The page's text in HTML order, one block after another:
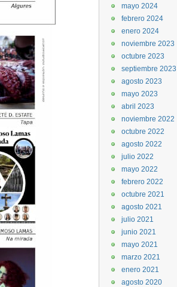
mayo 2024
febrero 2024
enero 2024
noviembre 2023
octubre 2023
septiembre 2023
agosto 2023
mayo 2023
abril 2023
noviembre 2022
octubre 2022
agosto 2022
julio 2022
mayo 2022
febrero 2022
octubre 2021
agosto 2021
julio 2021
junio 2021
mayo 2021
marzo 2021
enero 2021
agosto 2020